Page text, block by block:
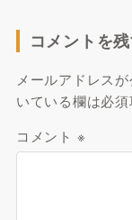
コメントを
メールアドレス
いている欄は必
コメント ※